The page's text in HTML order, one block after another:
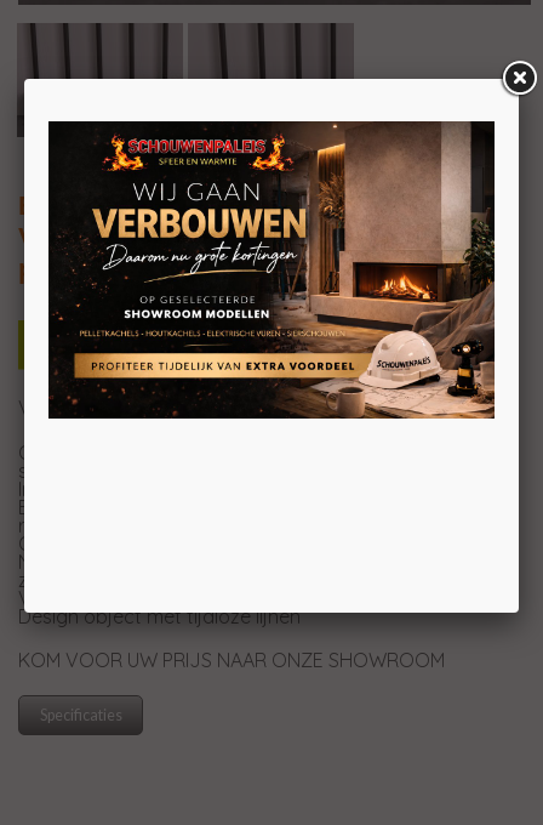
Barbas Box 35 40-70
Vrijstaande houtkachel op houtvak of
plateau
Voor elk wooninterieur een passend concept
Onderscheidend in assortiment door 8mm gebogen
staal
Ingebouwde, zwevende deur
Beschikbaar in de kleuren zwart, grijs, gebruind brons en
roestbruin
Opstelling met houtopslag of op plateau mogelijk
Nieuwe sluiting van tuigleer verkrijgbaar in de kleuren
zwart of camel
Verkrijgbaar in verschillende afmetingen
Design object met tijdloze lijnen
KOM VOOR UW PRIJS NAAR ONZE SHOWROOM
Specificaties